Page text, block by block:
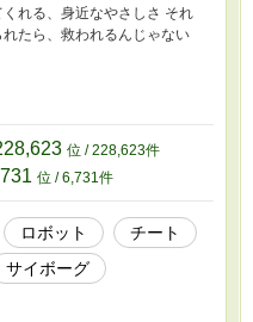
れる、身近なやさしさ それ
たら、救われるんじゃない
位 / 228,623件
位 / 6,731件
ロボット
チート
サイボーグ